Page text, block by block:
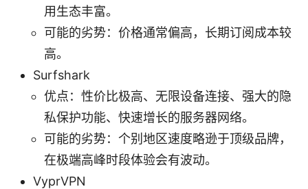
用生态丰富。
可能的劣势：价格通常偏高，长期订阅成本较
高。
Surfshark
优点：性价比极高、无限设备连接、强大的隐
私保护功能、快速增长的服务器网络。
可能的劣势：个别地区速度略逊于顶级品牌，
在极端高峰时段体验会有波动。
VyprVPN